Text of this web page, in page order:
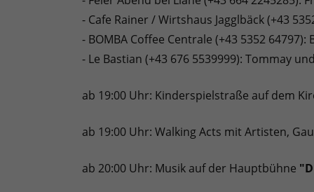
- Cafe Rainer / Wirtshaus Jagglbäck (+43
- BOMBA Coffee Centrale (+43 5352
- Le Bastian (+43 676 5539999): Tommay
ab 19:00 Uhr: Kinderspielstraße auf dem
ab 19:00 Uhr: Walking Acts mit Artisten,
ab 20:00 Uhr: Musik auf der Hauptbühne